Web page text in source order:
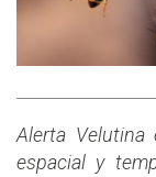
Alerta
espacial y